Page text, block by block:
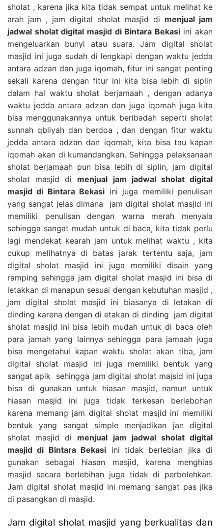
sholat , karena jika kita tidak sempat untuk melihat ke
arah jam , jam digital sholat masjid di menjual jam
jadwal sholat digital masjid di Bintara Bekasiini akan
mengeluarkan bunyi atau suara. Jam digital sholat
masjid ini juga sudah di lengkapi dengan waktu jedda
antara adzan dan juga iqomah, fitur ini sangat penting
sekali karena dengan fitur ini kita bisa lebih di siplin
dalam hal waktu sholat berjamaah , dengan adanya
waktu jedda antara adzan dan juga iqomah juga kita
bisa menggunakannya untuk beribadah seperti sholat
sunnah qbliyah dan berdoa , dan dengan fitur waktu
jedda antara adzan dan iqomah, kita bisa tau kapan
iqomah akan di kumandangkan. Sehingga pelaksanaan
sholat berjamaah pun bisa lebih di siplin, jam digital
sholat masjid di menjual jam jadwal sholat digital
masjid di Bintara Bekasi ini juga memiliki penulisan
yang sangat jelas dimana jam digital sholat masjid ini
memiliki penulisan dengan warna merah menyala
sehingga sangat mudah untuk di baca, kita tidak perlu
lagi mendekat kearah jam untuk melihat waktu , kita
cukup melihatnya di batas jarak tertentu saja, jam
digital sholat masjid ini juga memiliki disain yang
ramping sehingga jam digital sholat masjid ini bisa di
letakkan di manapun sesuai dengan kebutuhan masjid ,
jam digital sholat masjid ini biasanya di letakan di
dinding karena dengan di etakan di dinding jam digital
sholat masjid ini bisa lebih mudah untuk di baca oleh
para jamah yang lainnya sehingga para jamaah juga
bisa mengetahui kapan waktu sholat akan tiba, jam
digital sholat masjid ini juga memiliki bentuk yang
sangat apik sehingga jam digital sholat majsid ini juga
bisa di gunakan untuk hiasan masjid, namun untuk
hiasan masjid ini juga tidak terkesan berlebohan
karena memang jam digital sholat masjid ini memiliki
bentuk yang sangat simple menjadikan jan digital
sholat masjid di menjual jam jadwal sholat digital
masjid di Bintara Bekasi ini tidak berlebian jika di
gunakan sebagai hiasan masjid, karena menghias
masjid secara berlebihan juga tidak di perbolehkan.
Jam digital sholat masjid ini memang sangat pas jika
di pasangkan di masjid.
Jam digital sholat masjid yang berkualitas dan